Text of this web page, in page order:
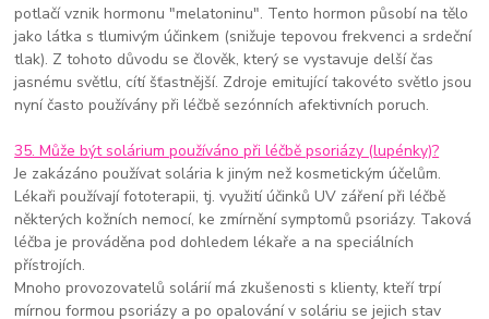
potlačí vznik hormonu "melatoninu". Tento hormon působí na tělo
jako látka s tlumivým účinkem (snižuje tepovou frekvenci a srdeční
tlak). Z tohoto důvodu se člověk, který se vystavuje delší čas
jasnému světlu, cítí šťastnější. Zdroje emitující takovéto světlo jsou
nyní často používány při léčbě sezónních afektivních poruch.
35. Může být solárium používáno při léčbě psoriázy (lupénky)?
Je zakázáno používat solária k jiným než kosmetickým účelům.
Lékaři používají fototerapii, tj. využití účinků UV záření při léčbě
některých kožních nemocí, ke zmírnění symptomů psoriázy. Taková
léčba je prováděna pod dohledem lékaře a na speciálních
přístrojích.
Mnoho provozovatelů solárií má zkušenosti s klienty, kteří trpí
mírnou formou psoriázy a po opalování v soláriu se jejich stav